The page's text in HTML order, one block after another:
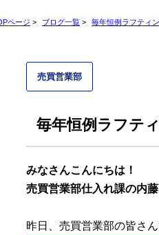
ページ > ブログ一覧 > 毎年恒例ラフティン
売買営業部
毎年恒例ラフテ
みなさんこんにちは！
売買営業部仕入れ課の内藤
昨日、売買営業部の皆さ